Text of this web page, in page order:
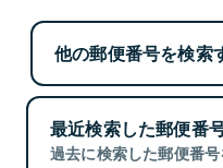
他の郵便番号を検索
最近検索した郵便番
過去に検索した郵便番号